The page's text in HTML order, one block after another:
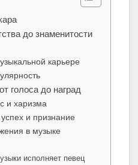
до знаменитости
карьере
голоса до наград
и харизма
и признание
в музыке
исполняет певец